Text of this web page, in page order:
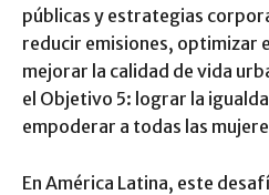
públicas y estrategias
reducir emisiones, optimizar
mejorar la calidad de vida
el Objetivo 5: lograr la
empoderar a todas las
En América Latina, este